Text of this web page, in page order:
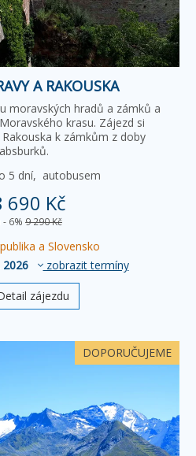
A RAKOUSKA
moravských hradů a zámků a
krasu. Zájezd si
k zámkům z doby
5 dní, autobusem
690 Kč
- 6% 9 290 Kč
a Slovensko
2026 zobrazit termíny
zájezdu
DOPORUČUJEME